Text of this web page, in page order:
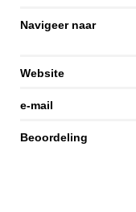
Navigeer naar
Website
e-mail
Beoordeling